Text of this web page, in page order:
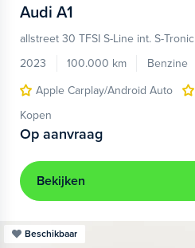
Audi A1
allstreet 30 TFSI S-Line int. S-Tronic
2023
100.000 km Benzine
Apple Carplay/Android Auto
Kopen
Op aanvraag
Bekijken
Beschikbaar